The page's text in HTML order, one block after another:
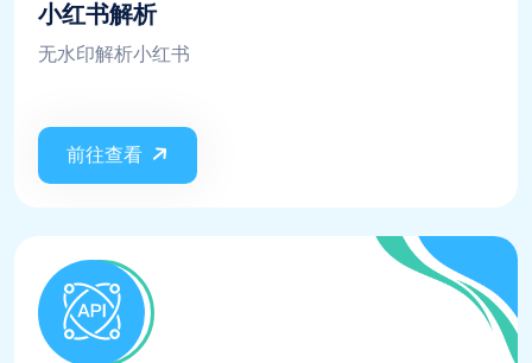
小红书解析
无水印解析小红书
前往查看